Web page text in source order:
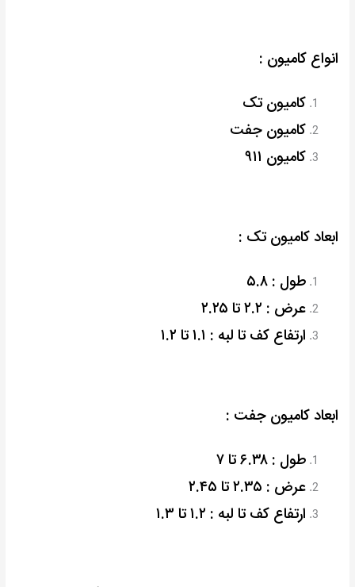
انواع کامیون :
کامیون تک
کامیون جفت
کامیون ۹۱۱
ابعاد کامیون تک :
طول : ۵.۸
عرض : ۲.۲ تا ۲.۲۵
ارتفاع کف تا لبه : ۱.۱ تا ۱.۲
ابعاد کامیون جفت :
طول : ۶.۳۸ تا ۷
عرض : ۲.۳۵ تا ۲.۴۵
ارتفاع کف تا لبه : ۱.۲ تا ۱.۳